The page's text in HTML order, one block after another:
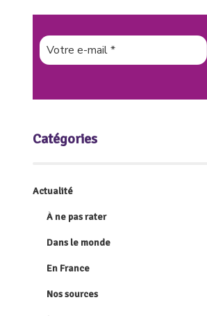
Catégories
Actualité
À ne pas rater
Dans le monde
En France
Nos sources